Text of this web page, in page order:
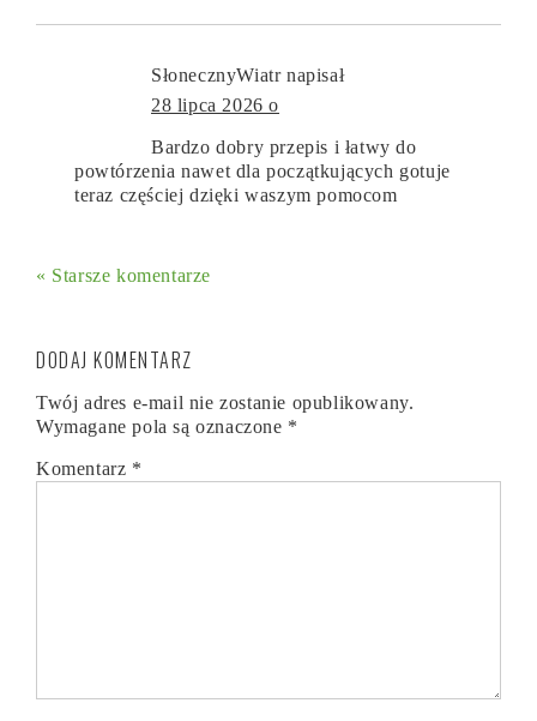
SłonecznyWiatr napisał
28 lipca 2026 o
Bardzo dobry przepis i łatwy do
powtórzenia nawet dla początkujących gotuje
teraz częściej dzięki waszym pomocom
« Starsze komentarze
DODAJ KOMENTARZ
Twój adres e-mail nie zostanie opublikowany.
Wymagane pola są oznaczone *
Komentarz *